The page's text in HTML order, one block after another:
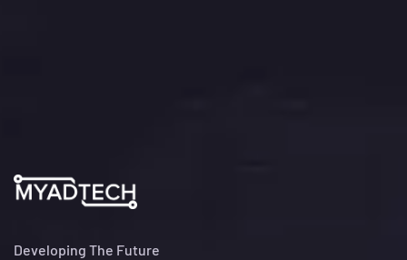
Developing The Future